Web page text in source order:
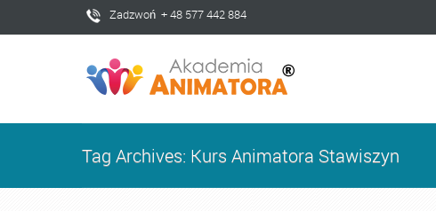
Zadzwoń + 48 577 442 884
Tag Archives: Kurs Animatora Stawiszyn